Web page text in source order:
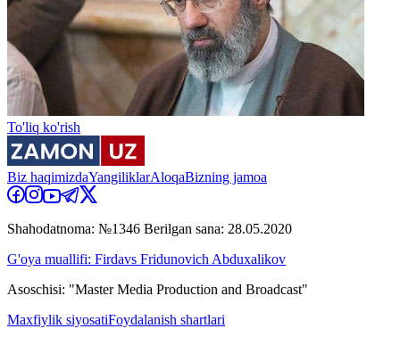
To'liq ko'rish
Biz haqimizdaYangiliklarAloqaBizning jamoa
Shahodatnoma: №1346 Berilgan sana: 28.05.2020
G'oya muallifi: Firdavs Fridunovich Abduxalikov
Asoschisi: "Master Media Production and Broadcast"
Maxfiylik siyosatiFoydalanish shartlari